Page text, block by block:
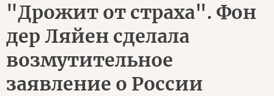
"Дрожит от страха". Фон
дер Ляйен сделала
возмутительное
заявление о России